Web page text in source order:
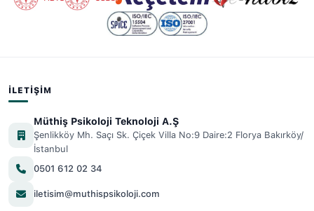
İLETIŞIM
Müthiş Psikoloji Teknoloji A.Ş
Şenlikköy Mh. Saçı Sk. Çiçek Villa No:9 Daire:2 Florya Bakırköy/
İstanbul
0501 612 02 34
iletisim@muthispsikoloji.com